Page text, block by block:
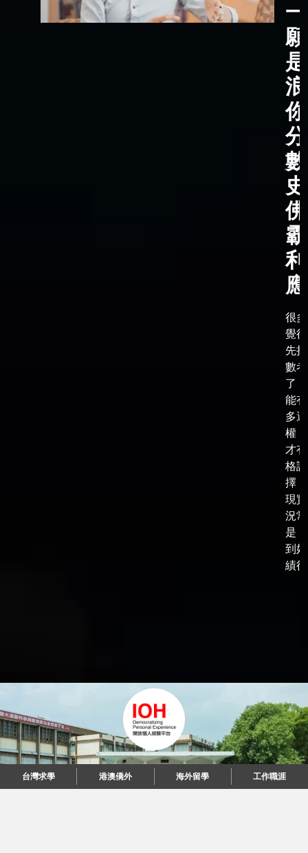
台灣求學 港澳僑外 海外留學 工作職涯
分
應
很
覺
先
數
了
能
多
權
才
格
擇
現
況常
是
到
績